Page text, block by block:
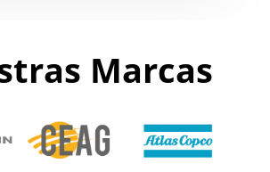
Marcas